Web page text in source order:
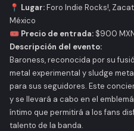
📍 Lugar:Foro Indie Rocks!,
México
🎟️ Precio de entrada: $900
Descripción del evento:
Baroness, reconocida por su
metal experimental y sludge
para sus seguidores. Este
y se llevará a cabo en el
íntimo que permitirá a los fans
talento de la banda.